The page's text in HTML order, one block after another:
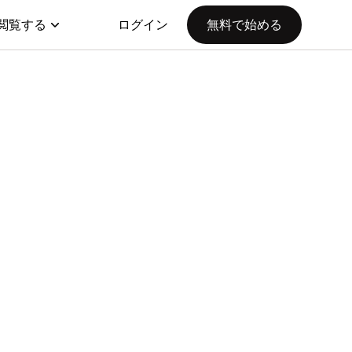
覧する ログイン 無料で始める